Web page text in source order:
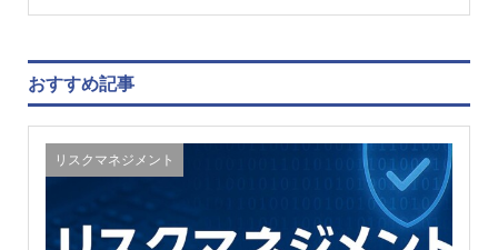
おすすめ記事
リスクマネジメント